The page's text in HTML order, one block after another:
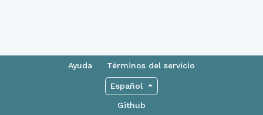
Ayuda Términos del servicio
Español
Github